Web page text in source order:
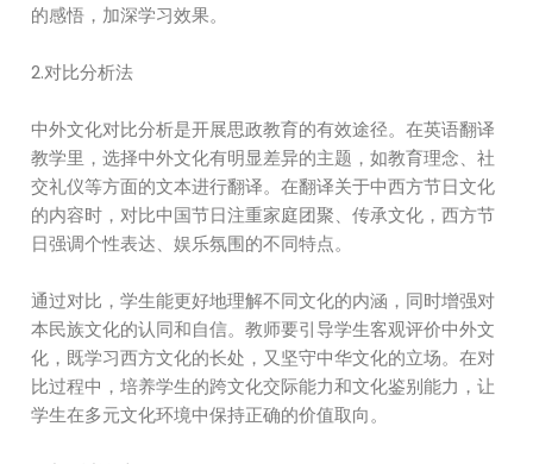
的感悟，加深学习效果。
2.对比分析法
中外文化对比分析是开展思政教育的有效途径。在英语翻译
教学里，选择中外文化有明显差异的主题，如教育理念、社
交礼仪等方面的文本进行翻译。在翻译关于中西方节日文化
的内容时，对比中国节日注重家庭团聚、传承文化，西方节
日强调个性表达、娱乐氛围的不同特点。
通过对比，学生能更好地理解不同文化的内涵，同时增强对
本民族文化的认同和自信。教师要引导学生客观评价中外文
化，既学习西方文化的长处，又坚守中华文化的立场。在对
比过程中，培养学生的跨文化交际能力和文化鉴别能力，让
学生在多元文化环境中保持正确的价值取向。